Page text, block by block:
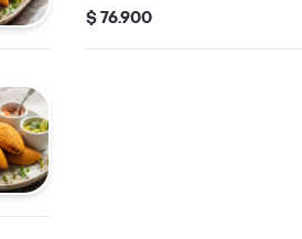
pico de gallo
$ 76.900